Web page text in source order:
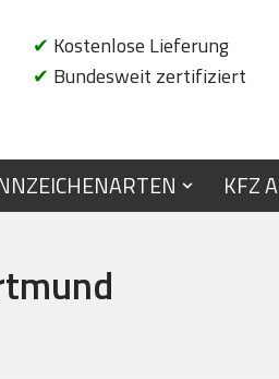
✔ Kostenlose Lieferung
✔ Bundesweit zertifiziert
KFZ